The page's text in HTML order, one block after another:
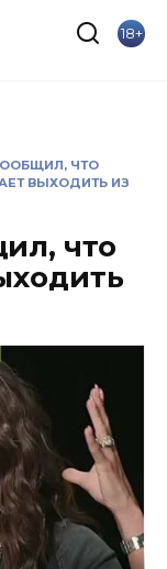
18+
ЧТО
ВЫХОДИТЬ ИЗ
что